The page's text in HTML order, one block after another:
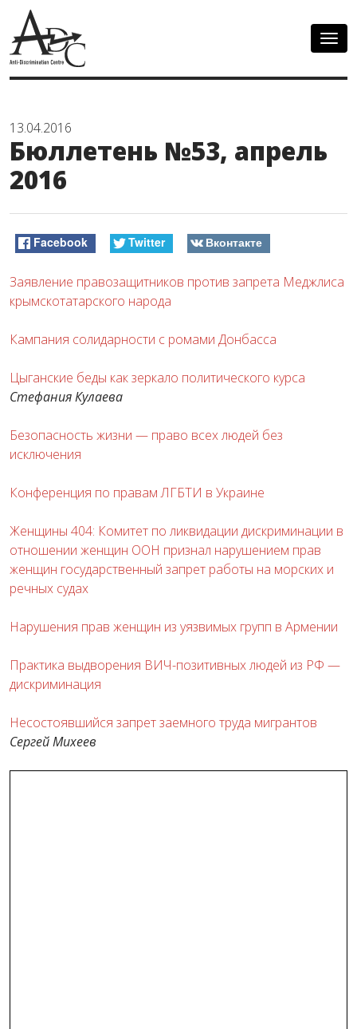
13.04.2016
Бюллетень №53, апрель
2016
Facebook Twitter Вконтакте
Заявление правозащитников против запрета Меджлиса
крымскотатарского народа
Кампания солидарности с ромами Донбасса
Цыганские беды как зеркало политического курса
Стефания Кулаева
Безопасность жизни — право всех людей без
исключения
Конференция по правам ЛГБТИ в Украине
Женщины 404: Комитет по ликвидации дискриминации в
отношении женщин ООН признал нарушением прав
женщин государственный запрет работы на морских и
речных судах
Нарушения прав женщин из уязвимых групп в Армении
Практика выдворения ВИЧ-позитивных людей из РФ —
дискриминация
Несостоявшийся запрет заемного труда мигрантов
Сергей Михеев